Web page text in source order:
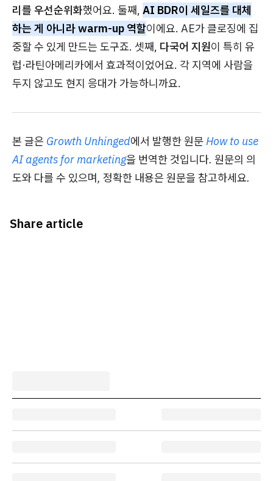
리를 우선순위화했어요. 둘째, AI BDR이 세일즈를 대체
하는 게 아니라 warm-up 역할이에요. AE가 클로징에 집
중할 수 있게 만드는 도구죠. 셋째, 다국어 지원이 특히 유
럽·라틴아메리카에서 효과적이었어요. 각 지역에 사람을
두지 않고도 현지 응대가 가능하니까요.
본 글은 Growth Unhinged에서 발행한 원문How to use
AI agents for marketing을 번역한 것입니다. 원문의 의
도와 다를 수 있으며, 정확한 내용은 원문을 참고하세요.
Share article